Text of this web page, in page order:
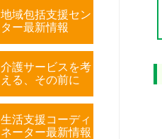
地域包括支援セン
ター最新情報
介護サービスを考
える、その前に
生活支援コーディ
ネーター最新情報